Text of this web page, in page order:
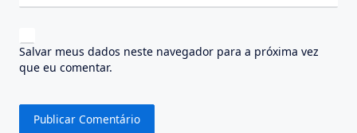
Salvar meus dados neste navegador para a próxima vez
que eu comentar.